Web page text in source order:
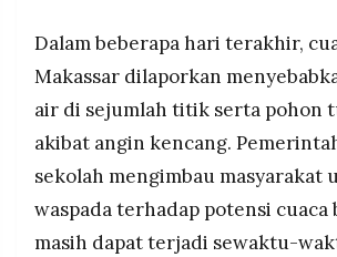
Dalam beberapa hari terakhir,
Makassar dilaporkan
air di sejumlah titik serta pohon
akibat angin kencang.
sekolah mengimbau masyarakat
waspada terhadap potensi cuaca
masih dapat terjadi sewaktu-